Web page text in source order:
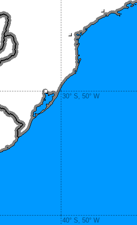
30° S, 50° W
40° S, 50° W